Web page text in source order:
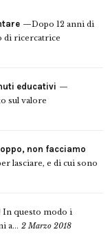
Dopo 12 anni di
di ricercatrice
educativi
sul valore
non facciamo
lasciare, e di cui sono
In questo modo i
a... 2 Marzo 2018